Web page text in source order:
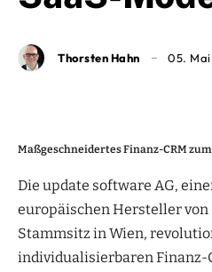
Thorsten Hahn 05.
Maßgeschneidertes Finanz-CRM
Die update software AG,
europäischen Hersteller von
Stammsitz in Wien,
individualisierbaren Finanz-